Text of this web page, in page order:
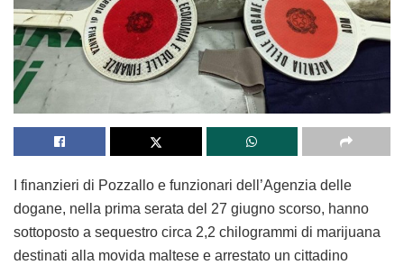
I finanzieri di Pozzallo e funzionari dell’Agenzia delle
dogane, nella prima serata del 27 giugno scorso, hanno
sottoposto a sequestro circa 2,2 chilogrammi di marijuana
destinati alla movida maltese e arrestato un cittadino